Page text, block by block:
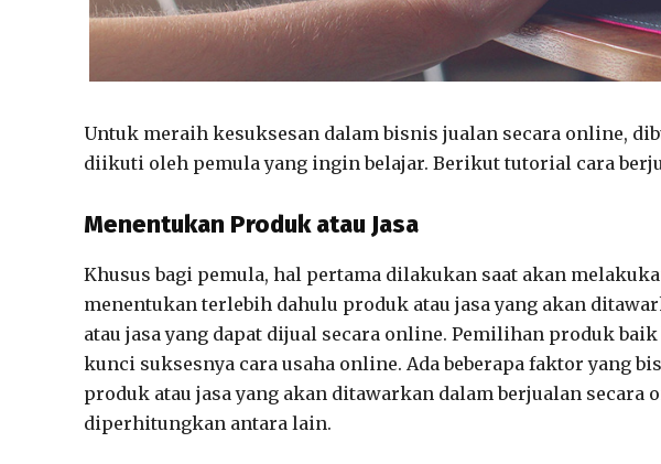
Untuk meraih kesuksesan dalam bisnis jualan secara online,
diikuti oleh pemula yang ingin belajar. Berikut tutorial cara
Menentukan Produk atau Jasa
Khusus bagi pemula, hal pertama dilakukan saat akan
menentukan terlebih dahulu produk atau jasa yang akan
atau jasa yang dapat dijual secara online. Pemilihan produk
kunci suksesnya cara usaha online. Ada beberapa faktor yang
produk atau jasa yang akan ditawarkan dalam berjualan secara
diperhitungkan antara lain.